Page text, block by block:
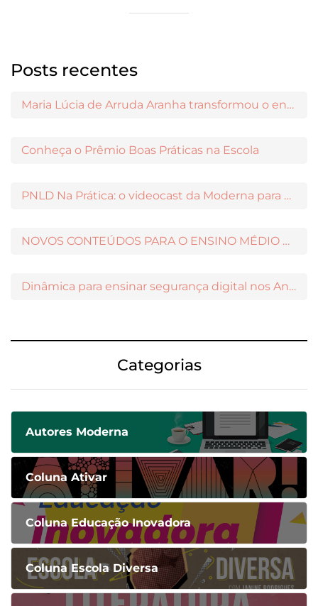
Posts recentes
Maria Lúcia de Arruda Aranha transformou o ensino de Filosofia no Brasil
Conheça o Prêmio Boas Práticas na Escola
PNLD Na Prática: o videocast da Moderna para apoiar a escolha das obras aprovadas
NOVOS CONTEÚDOS PARA O ENSINO MÉDIO DISPONÍVEIS NO MODERNAMIGOS
Dinâmica para ensinar segurança digital nos Anos Iniciais
Categorias
Autores Moderna
Coluna Ativar
Coluna Educação Inovadora
Coluna Escola Diversa